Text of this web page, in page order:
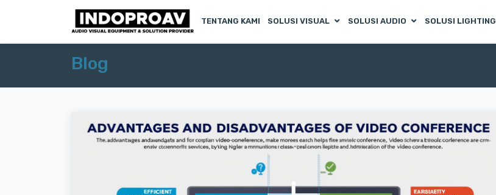
TENTANG KAMI SOLUSI VISUAL SOLUSI AUDIO SOLUSI LIGHTING
Blog